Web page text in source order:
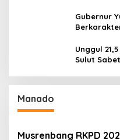
Gubernur
Unggul
Sulut
Manado
Musrenbang RKPD